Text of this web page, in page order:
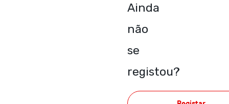
Ainda
não
se
registou?